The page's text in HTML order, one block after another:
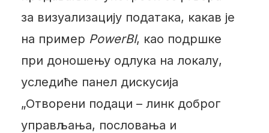
за визуализацију података, какав је
на пример PowerBI, као подршке
при доношењу одлука на локалу,
уследиће панел дискусија
„Отворени подаци – линк доброг
управљања, пословања и